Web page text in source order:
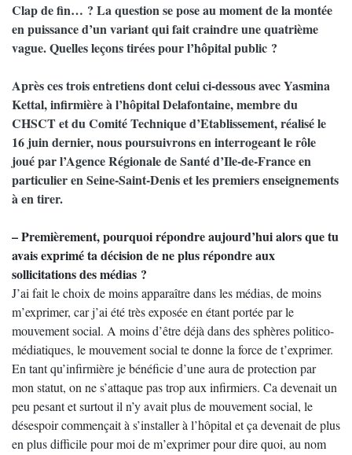
Clap de fin… ? La question se pose au moment de la montée
en puissance d’un variant qui fait craindre une quatrième
vague. Quelles leçons tirées pour l’hôpital public ?
Après ces trois entretiens dont celui ci-dessous avec Yasmina
Kettal, infirmière à l’hôpital Delafontaine, membre du
CHSCT et du Comité Technique d’Etablissement, réalisé le
16 juin dernier, nous poursuivrons en interrogeant le rôle
joué par l’Agence Régionale de Santé d’Ile-de-France en
particulier en Seine-Saint-Denis et les premiers enseignements
à en tirer.
– Premièrement, pourquoi répondre aujourd’hui alors que tu
avais exprimé ta décision de ne plus répondre aux
sollicitations des médias ?
J’ai fait le choix de moins apparaître dans les médias, de moins
m’exprimer, car j’ai été très exposée en étant portée par le
mouvement social. A moins d’être déjà dans des sphères politico-
médiatiques, le mouvement social te donne la force de t’exprimer.
En tant qu’infirmière je bénéficie d’une aura de protection par
mon statut, on ne s’attaque pas trop aux infirmiers. Ca devenait un
peu pesant et surtout il n’y avait plus de mouvement social, le
désespoir commençait à s’installer à l’hôpital et ça devenait de plus
en plus difficile pour moi de m’exprimer pour dire quoi, au nom